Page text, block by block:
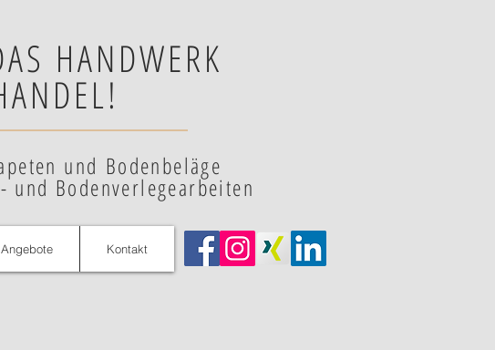
HANDWERK
und Bodenbeläge
Bodenverlegearbeiten
Angebote Kontakt